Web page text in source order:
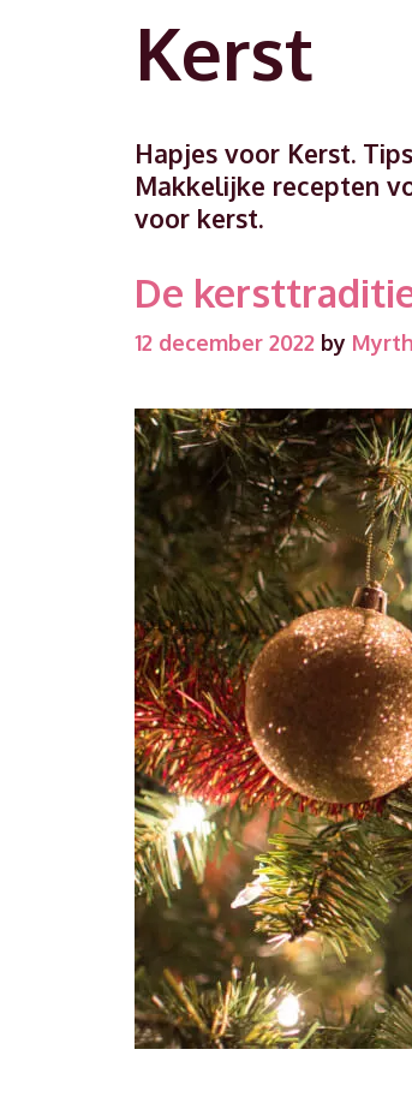
Kerst
Hapjes voor Kerst.
Makkelijke recepten
voor kerst.
De
12 december 2022 by